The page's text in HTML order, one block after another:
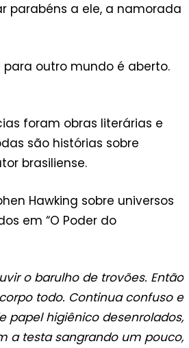
parabéns a ele, a namorada
outro mundo é aberto.
foram obras literárias e
são histórias sobre
brasiliense.
Hawking sobre universos
em “O Poder do
o barulho de trovões. Então
todo. Continua confuso e
papel higiênico desenrolados,
a testa sangrando um pouco,